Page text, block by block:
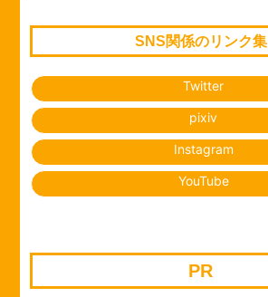
SNS関係のリンク集
Twitter
pixiv
Instagram
YouTube
PR